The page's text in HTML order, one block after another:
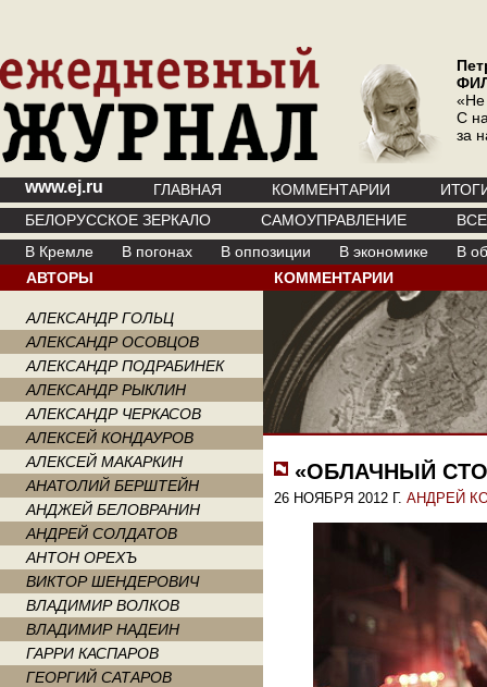
«Не
С
за
www.ej.ru ГЛАВНАЯ КОММЕНТАРИИ
БЕЛОРУССКОЕ ЗЕРКАЛО
САМОУПРАВЛЕНИЕ
В Кремле
В погонах В оппозиции В экономике
В
АВТОРЫ
АЛЕКСАНДР ГОЛЬЦ
АЛЕКСАНДР ОСОВЦОВ
АЛЕКСАНДР ПОДРАБИНЕК
АЛЕКСАНДР РЫКЛИН
АЛЕКСАНДР ЧЕРКАСОВ
АЛЕКСЕЙ КОНДАУРОВ
АЛЕКСЕЙ МАКАРКИН
АНАТОЛИЙ БЕРШТЕЙН
АНДЖЕЙ БЕЛОВРАНИН
АНДРЕЙ СОЛДАТОВ
АНТОН ОРЕХЪ
ВИКТОР ШЕНДЕРОВИЧ
ВЛАДИМИР ВОЛКОВ
ВЛАДИМИР НАДЕИН
ГАРРИ КАСПАРОВ
ГЕОРГИЙ САТАРОВ
КОММЕНТАРИИ
«ОБЛАЧНЫЙ
26 НОЯБРЯ 2012 Г. АНДРЕЙ